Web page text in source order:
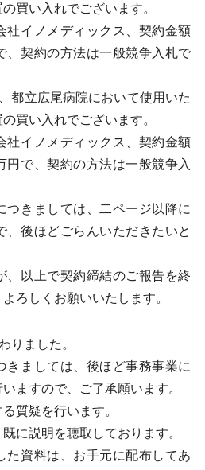
買い入れでございます。
イノメディックス、契約金額
、契約の方法は一般競争入札で
都立広尾病院において使用いた
買い入れでございます。
イノメディックス、契約金額
円で、契約の方法は一般競争入
きましては、二ページ以降に
、後ほどごらんいただきたいと
以上で契約締結のご報告を終
ろしくお願いいたします。
りました。
ましては、後ほど事務事業に
ますので、ご了承願います。
質疑を行います。
に説明を聴取しております。
資料は、お手元に配布してあ